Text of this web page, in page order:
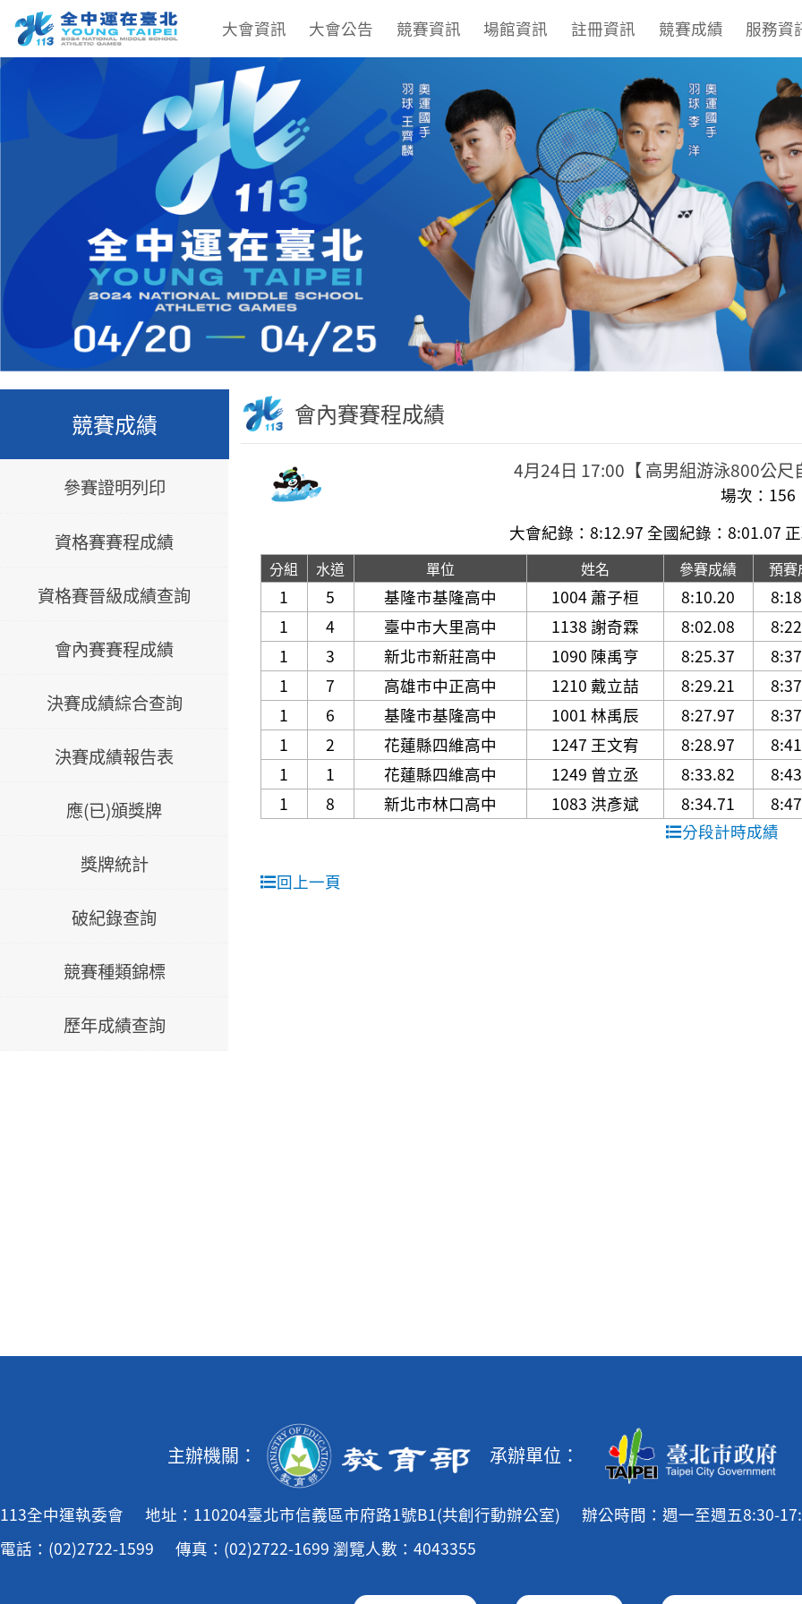
大會資訊 大會公告 競賽資訊 場館資訊 註冊資訊 競賽成績 服務資
競賽成績
參賽證明列印
資格賽賽程成績
資格賽晉級成績查詢
會內賽賽程成績
決賽成績綜合查詢
決賽成績報告表
應(已)頒獎牌
獎牌統計
破紀錄查詢
競賽種類錦標
歷年成績查詢
會內賽賽程成績
4月24日 17:00【 高男組游泳800公
場次：156
大會紀錄：8:12.97 全國紀錄：8:01.07
分組 水道 單位 姓名 參賽成績 預賽
1 5 基隆市基隆高中 1004 蕭子桓 8:10.20
1
4 臺中市大里高中 1138 謝奇霖 8:02.08
1
3 新北市新莊高中 1090 陳禹亨 8:25.37
1
7 高雄市中正高中 1210 戴立喆 8:29.21
1
6 基隆市基隆高中 1001 林禹辰 8:27.97
1
2 花蓮縣四維高中 1247 王文宥 8:28.97
1
1 花蓮縣四維高中 1249 曾立丞 8:33.82
1
8 新北市林口高中 1083 洪彥斌 8:34.71
分段計時成績
回上一頁
主辦機關： 承辦單位：
113全中運執委會 地址：110204臺北市信義區市府路1號B1(共創行動辦公室) 辦公時間：週一至週五8:30-
電話：(02)2722-1599
傳真：(02)2722-1699 瀏覽人數：4043355